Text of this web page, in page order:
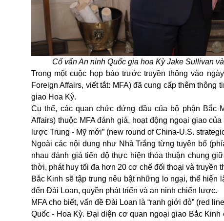
Cố vấn An ninh Quốc gia hoa Kỳ Jake Sullivan
Trong một cuộc họp báo trước truyền thông vào
Foreign Affairs, viết tắt: MFA) đã cung cấp thêm
giao Hoa Kỳ.
Cụ thể, các quan chức đứng đầu của bộ phận Bắc
Affairs) thuộc MFA đánh giá, hoạt động ngoại giao
lược Trung - Mỹ mới” (new round of China-U.S.
Ngoài các nội dung như Nhà Trắng từng tuyên bố
nhau đánh giá tiến độ thực hiện thỏa thuận chung
thời, phát huy tối đa hơn 20 cơ chế đối thoại và truyền
Bắc Kinh sẽ tập trung nêu bật những lo ngại, thể
đến Đài Loan, quyền phát triển và an ninh chiến lược.
MFA cho biết, vấn đề Đài Loan là “ranh giới đỏ” (red
Quốc - Hoa Kỳ. Đại diện cơ quan ngoại giao Bắc Kinh